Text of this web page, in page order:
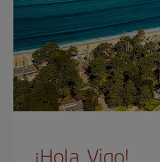
¡Hola, Vigo!